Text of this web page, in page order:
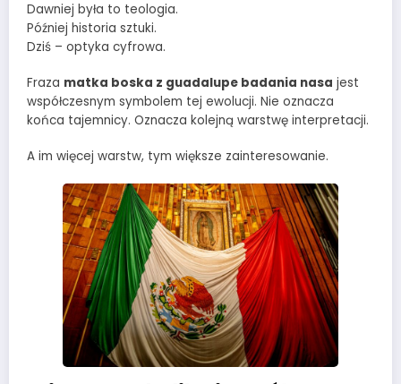
Dawniej była to teologia.
Później historia sztuki.
Dziś – optyka cyfrowa.
Fraza matka boska z guadalupe badania nasa jest
współczesnym symbolem tej ewolucji. Nie oznacza
końca tajemnicy. Oznacza kolejną warstwę interpretacji.
A im więcej warstw, tym większe zainteresowanie.